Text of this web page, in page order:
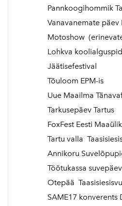
Pannkoogihommik
Vanavanemate
Motoshow
Lohkva
Jäätisefestival
Tõuloom EPM-is
Uue Maailma
Tarkusepäev Tartus
FoxFest Eesti
Tartu valla
Annikoru
Töötukassa
Otepää
SAME17 konverents